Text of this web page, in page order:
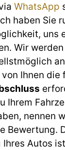
WhatsApp
haben Sie
uns
Wir werden
Ihnen die
Ihrem
nennen
Bewertung.
Ihres Autos